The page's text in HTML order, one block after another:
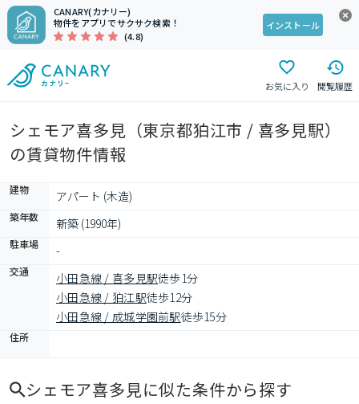
CANARY(カナリー)
物件をアプリでサクサク検索！
(4.8)
インストール
お気に入り 閲覧履歴
シェモア喜多見（東京都狛江市 / 喜多見駅）
の賃貸物件情報
建物 アパート (木造)
築年数 新築 (1990年)
駐車場 -
交通 小田急線 / 喜多見駅徒歩1分
小田急線 / 狛江駅徒歩12分
小田急線 / 成城学園前駅徒歩15分
住所
シェモア喜多見に似た条件から探す